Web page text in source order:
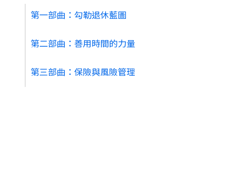
第一部曲：勾勒退休藍圖
第二部曲：善用時間的力量
‍第三部曲：保險與風險管理